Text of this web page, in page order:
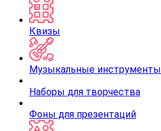
Квизы
Музыкальные инструменты
Наборы для творчества
Фоны для презентаций